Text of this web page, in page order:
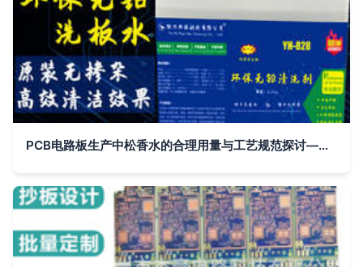
PCB电路板生产中松香水的合理用量与工艺规范探讨——以15kg用量为例